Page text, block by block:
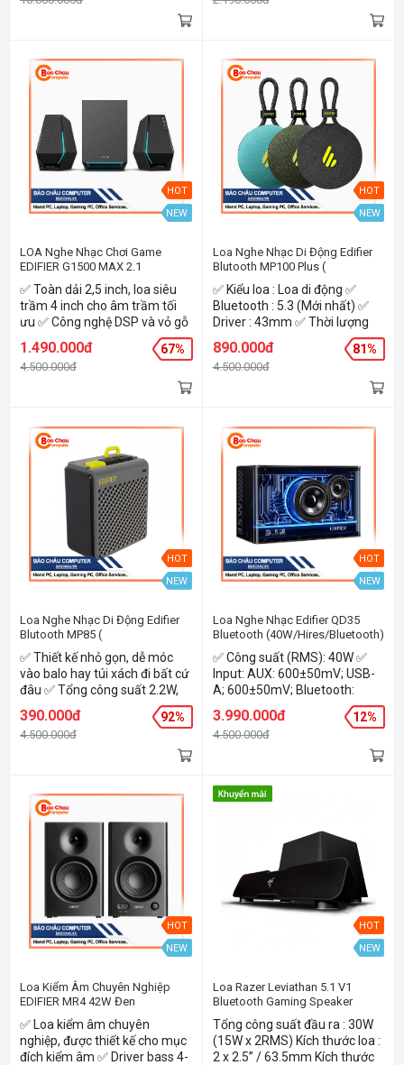
USB-C trên cùng 1 cáp ✅ Kết
nối với máy tính qua cổng usb,
ứng. ✅ Pin sử dụng lên tới 36
giờ ✅ Thiết bị họp cho 6-10
người ✅ Bảo hành 24 tháng
(đổi mới 1 lần duy nhất trong
24 tháng nếu thiết bị thuộc lỗi
của nhà sản xuất)
Kiểm soát dễ dàng
HOT
NEW
LOA Nghe Nhạc Chơi Game
EDIFIER G1500 MAX 2.1
(Gaming/RGB/60W/Bluetooth5.3)
✅ Toàn dải 2,5 inch, loa siêu
trầm 4 inch cho âm trầm tối
ưu ✅ Công nghệ DSP và vỏ gỗ
✅ 10 hiệu ứng ánh sáng RGB
thú vị ✅ Đầu vào Bluetooth
5.3, USB và AUX 3,5 mm ✅
Đỉnh Công Suất Đầu Ra 60W
trầm: 135mm x 210mm x
200mm(LxWxH) Loa trung:
104mm x 115mm x 168mm
(LxWxH) ✅ Trọng lượng sản
phẩm: 2,62kg
1.490.000đ
4.500.000đ
67%
HOT
NEW
Loa Nghe Nhạc Di Động Edifier
Blutooth MP100 Plus (
5W/Bluetooth5.3/171g/IPX7)
✅ Kiểu loa : Loa di động ✅
Bluetooth : 5.3 (Mới nhất) ✅
Driver : 43mm ✅ Thời lượng
pin : 9h ✅ Tổng công suất : 5W
RMS ✅ Chống nước : IPX7 ✅
Trọng lượng : 171g
890.000đ
4.500.000đ
81%
HOT
NEW
Loa Nghe Nhạc Di Động Edifier
Blutooth MP85 (
2.2W/Bluetooth5.3/70g/480mAh)
✅ Thiết kế nhỏ gọn, dễ móc
vào balo hay túi xách đi bất cứ
đâu ✅ Tổng công suất 2.2W,
cùng chất lượng âm thanh
trong trẻo ✅ Bluetooth 5.3 kết
nối mượt mà với chiếc điện
thoại của bạn ✅ Trọng lượng
390.000đ
4.500.000đ
92%
HOT
NEW
Loa Nghe Nhạc Edifier QD35
Bluetooth (40W/Hires/Bluetooth)
✅ Công suất (RMS): 40W ✅
Input: AUX: 600±50mV; USB-
A; 600±50mV; Bluetooth:
600±50mFFS ✅ Loa công
nghệ cao, kết nối Bluetooth,
AUX (3.5mm) và USB ✅ Hi-
Res Audio & Hi-Res Wireless ✅
dụng Edifier Connect tiện lợi
3.990.000đ
4.500.000đ
12%
HOT
NEW
Loa Kiểm Âm Chuyên Nghiệp
EDIFIER MR4 42W Đen
✅ Loa kiểm âm chuyên
nghiệp, được thiết kế cho mục
đích kiểm âm ✅ Driver bass 4-
HOT
NEW
Loa Razer Leviathan 5.1 V1
Bluetooth Gaming Speaker
Tổng công suất đầu ra : 30W
(15W x 2RMS) Kích thước loa :
2 x 2.5” / 63.5mm Kích thước